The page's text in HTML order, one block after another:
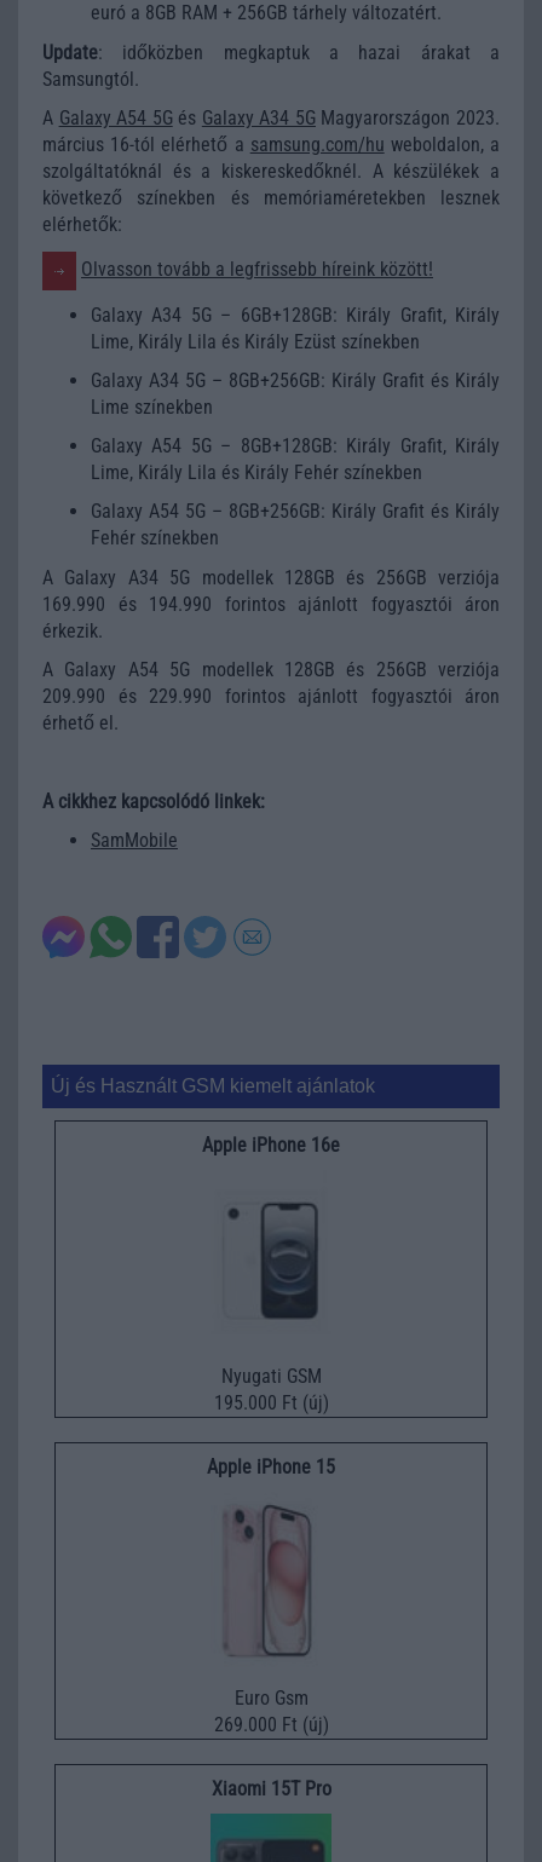
euró a 8GB RAM + 256GB tárhely változatért.
Update: időközben megkaptuk a hazai árakat a
Samsungtól.
A Galaxy A54 5G és Galaxy A34 5G Magyarországon 2023.
március 16-tól elérhető a samsung.com/hu weboldalon, a
szolgáltatóknál és a kiskereskedőknél. A készülékek a
következő színekben és memóriaméretekben lesznek
elérhetők:
Olvasson tovább a legfrissebb híreink között!
Galaxy A34 5G – 6GB+128GB: Király Grafit, Király
Lime, Király Lila és Király Ezüst színekben
Galaxy A34 5G – 8GB+256GB: Király Grafit és Király
Lime színekben
Galaxy A54 5G – 8GB+128GB: Király Grafit, Király
Lime, Király Lila és Király Fehér színekben
Galaxy A54 5G – 8GB+256GB: Király Grafit és Király
Fehér színekben
A Galaxy A34 5G modellek 128GB és 256GB verziója
169.990 és 194.990 forintos ajánlott fogyasztói áron
érkezik.
A Galaxy A54 5G modellek 128GB és 256GB verziója
209.990 és 229.990 forintos ajánlott fogyasztói áron
érhető el.
A cikkhez kapcsolódó linkek:
SamMobile
Új és Használt GSM kiemelt ajánlatok
Apple iPhone 16e
Nyugati GSM
195.000 Ft (új)
Apple iPhone 15
Euro Gsm
269.000 Ft (új)
Xiaomi 15T Pro